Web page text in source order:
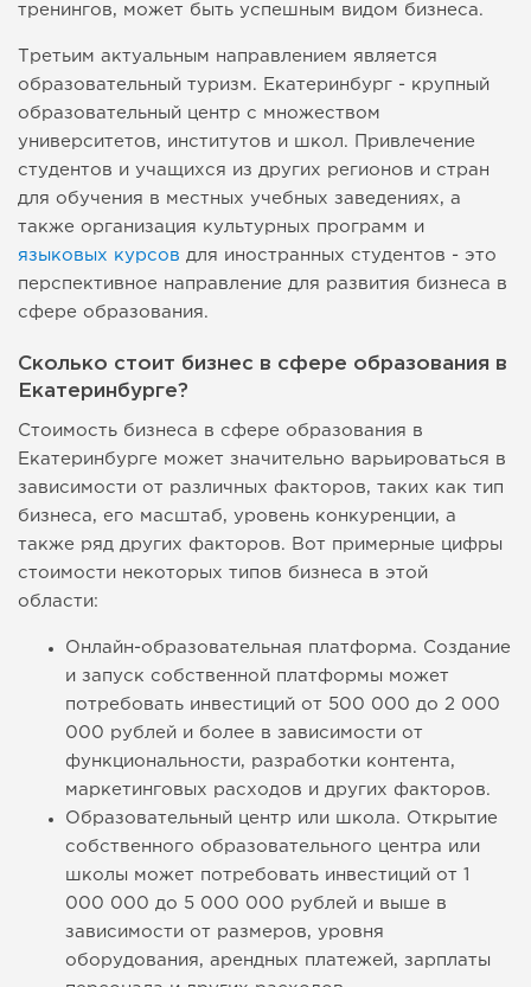
тренингов, может быть успешным видом бизнеса.
Третьим актуальным направлением является
образовательный туризм. Екатеринбург - крупный
образовательный центр с множеством
университетов, институтов и школ. Привлечение
студентов и учащихся из других регионов и стран
для обучения в местных учебных заведениях, а
также организация культурных программ и
языковых курсов для иностранных студентов - это
перспективное направление для развития бизнеса в
сфере образования.
Сколько стоит бизнес в сфере образования в
Екатеринбурге?
Стоимость бизнеса в сфере образования в
Екатеринбурге может значительно варьироваться в
зависимости от различных факторов, таких как тип
бизнеса, его масштаб, уровень конкуренции, а
также ряд других факторов. Вот примерные цифры
стоимости некоторых типов бизнеса в этой
области:
Онлайн-образовательная платформа. Создание
и запуск собственной платформы может
потребовать инвестиций от 500 000 до 2 000
000 рублей и более в зависимости от
функциональности, разработки контента,
маркетинговых расходов и других факторов.
Образовательный центр или школа. Открытие
собственного образовательного центра или
школы может потребовать инвестиций от 1
000 000 до 5 000 000 рублей и выше в
зависимости от размеров, уровня
оборудования, арендных платежей, зарплаты